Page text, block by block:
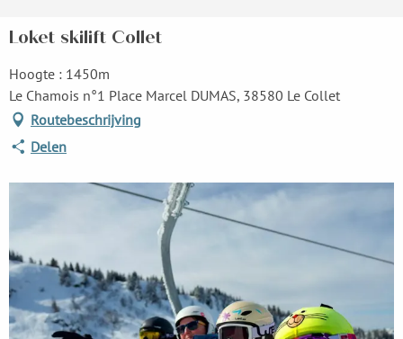
Loket skilift Collet
Hoogte : 1450m
Le Chamois n°1 Place Marcel DUMAS, 38580 Le Collet
Routebeschrijving
Delen